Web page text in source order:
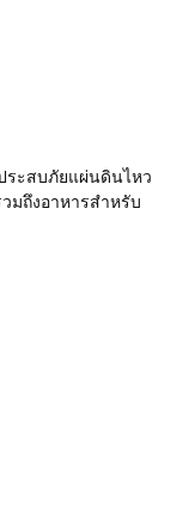
ระสบภัยแผ่นดินไหว
มถึงอาหารสำหรับ